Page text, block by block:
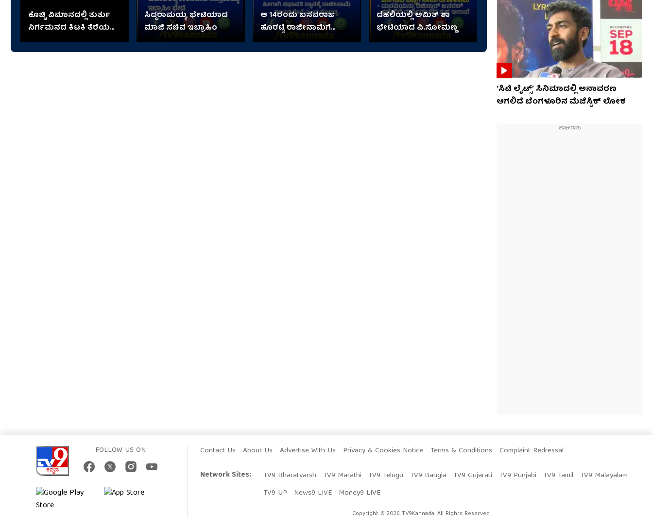
ಕೊಚ್ಚಿ ವಿಮಾನದಲ್ಲಿ ತುರ್ತು
ನಿರ್ಗಮನದ ಕಿಟಕಿ ತೆರೆಯಲು
ಯತ್ನಿಸಿದ ವ್ಯಕ್ತಿ;
ಆಮೇಲೇನಾಯ್ತು?
ಸಿದ್ದರಾಮಯ್ಯ ಭೇಟಿಯಾದ
ಮಾಜಿ ಸಚಿವ ಇಬ್ರಾಹಿಂ
ಆ 14ರಂದು ಬಸವರಾಜ
ಹೊರಟ್ಟಿ ರಾಜೀನಾಮೆಗೆ
ನಿರ್ಧಾರ
ದೆಹಲಿಯಲ್ಲಿ ಅಮಿತ್ ಶಾ
ಭೇಟಿಯಾದ ವಿ.ಸೋಮಣ್ಣ
‘ಸಿಟಿ ಲೈಟ್ಸ್’ ಸಿನಿಮಾದಲ್ಲಿ ಅನಾವರಣ
ಆಗಲಿದೆ ಬೆಂಗಳೂರಿನ ಮೆಜೆಸ್ಟಿಕ್ ಲೋಕ
FOLLOW US ON Contact Us About Us Advertise With Us Privacy & Cookies Notice Terms & Conditions
Complaint Redressal
Network Sites:
TV9 Bharatvarsh TV9 Marathi TV9 Telugu TV9 Bangla TV9 Gujarati TV9 Punjabi TV9 Tamil
TV9 Malayalam
TV9 UP
News9 LIVE Money9 LIVE
Copyright © 2026 TV9Kannada. All Rights Reserved.